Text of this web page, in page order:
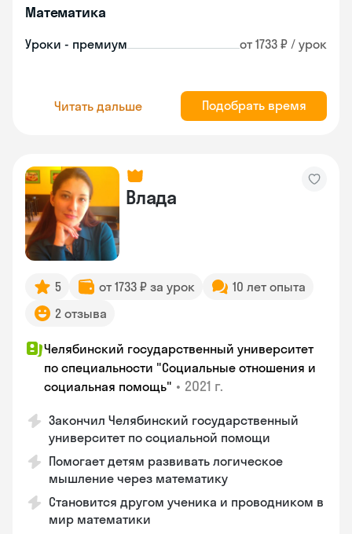
Математика
Уроки - премиум от 1733 ₽ / урок
Читать дальше Подобрать время
Влада
5 от 1733 ₽ за урок
10 лет опыта
2 отзыва
Челябинский государственный университет
по специальности "Социальные отношения и
социальная помощь" • 2021 г.
Закончил Челябинский государственный
университет по социальной помощи
Помогает детям развивать логическое
мышление через математику
Становится другом ученика и проводником в
мир математики